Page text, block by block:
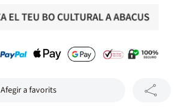
Afegir a favorits